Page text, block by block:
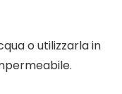
o utilizzarla in